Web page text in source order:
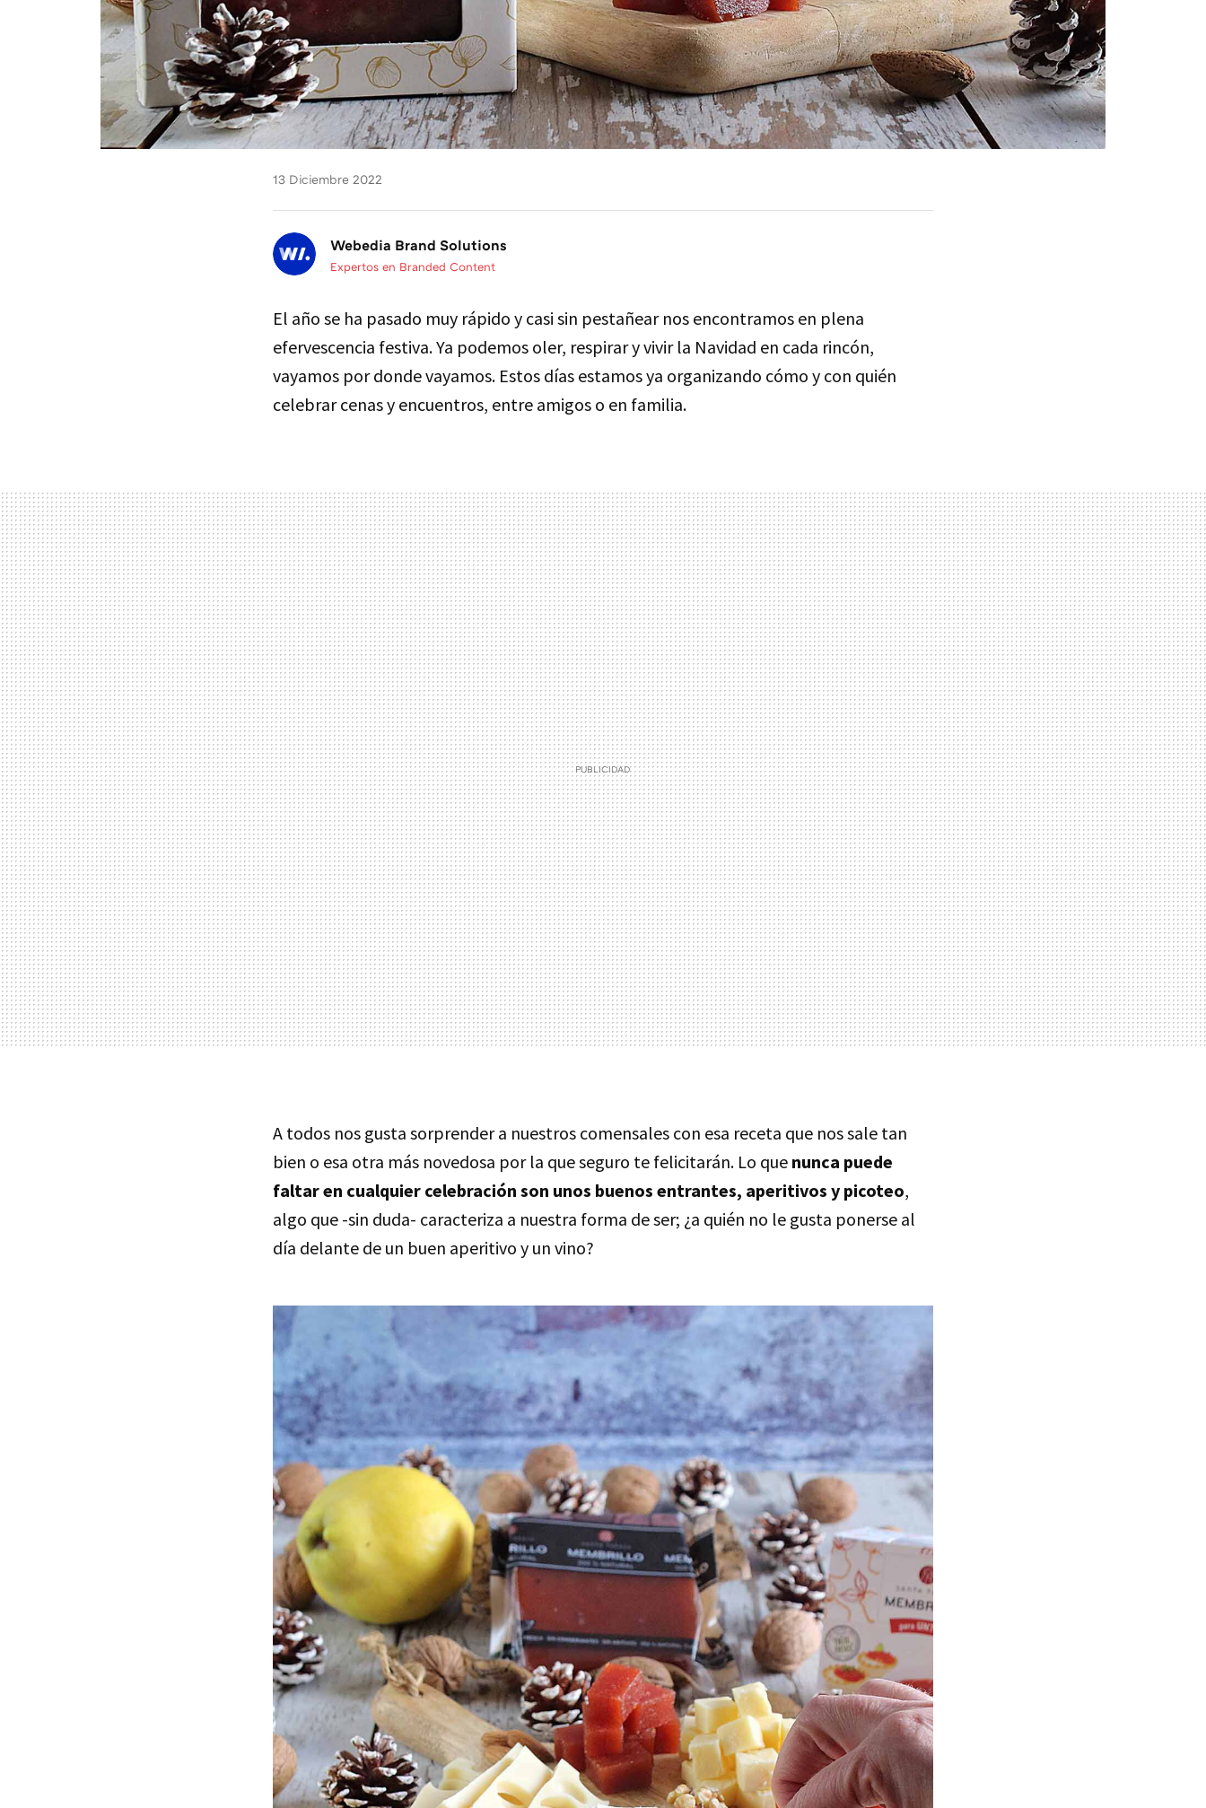
13 Diciembre 2022
Webedia Brand Solutions
Expertos en Branded Content
El año se ha pasado muy rápido y casi sin pestañear nos encontramos en plena
efervescencia festiva. Ya podemos oler, respirar y vivir la Navidad en cada rincón,
vayamos por donde vayamos. Estos días estamos ya organizando cómo y con quién
celebrar cenas y encuentros, entre amigos o en familia.
A todos nos gusta sorprender a nuestros comensales con esa receta que nos sale tan
bien o esa otra más novedosa por la que seguro te felicitarán. Lo que nunca puede
faltar en cualquier celebración son unos buenos entrantes, aperitivos y picoteo,
algo que -sin duda- caracteriza a nuestra forma de ser; ¿a quién no le gusta ponerse al
día delante de un buen aperitivo y un vino?